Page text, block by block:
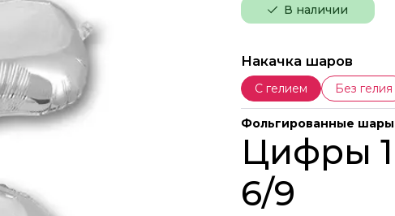
В наличии
Накачка шаров
С гелием Без гелия
Фольгированные шары
Цифры
6/9